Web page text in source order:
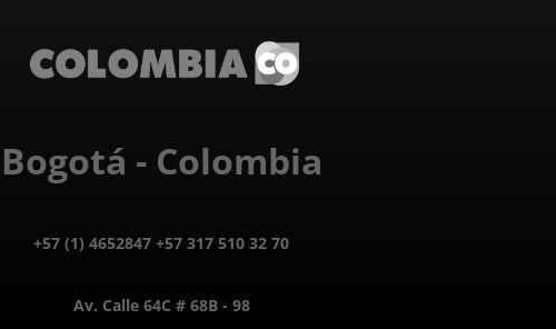
Bogotá - Colombia
+57 (1) 4652847 +57 317 510 32 70
Av. Calle 64C # 68B - 98